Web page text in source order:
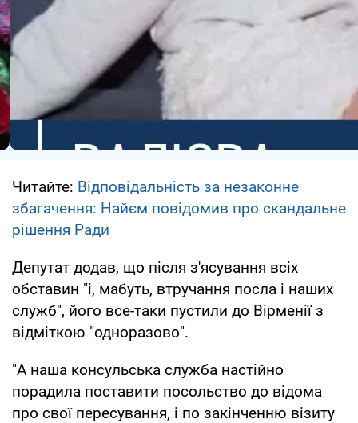
Читайте: Відповідальність за незаконне
збагачення: Найєм повідомив про скандальне
рішення Ради
Депутат додав, що після з'ясування всіх
обставин "і, мабуть, втручання посла і наших
служб", його все-таки пустили до Вірменії з
відміткою "одноразово".
"А наша консульська служба настійно
порадила поставити посольство до відома
про свої пересування, і по закінченню візиту